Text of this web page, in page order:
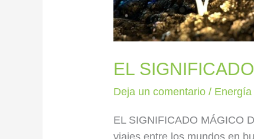
EL
Deja un comentario /
EL SIGNIFICADO MÁGICO